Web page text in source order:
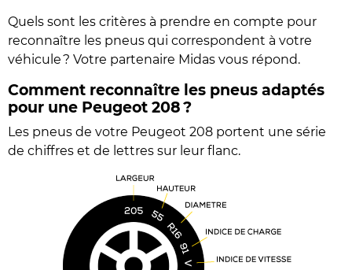
Quels sont les critères à prendre en compte pour
reconnaître les pneus qui correspondent à votre
véhicule ? Votre partenaire Midas vous répond.
Comment reconnaître les pneus adaptés
pour une Peugeot 208 ?
Les pneus de votre Peugeot 208 portent une série
de chiffres et de lettres sur leur flanc.